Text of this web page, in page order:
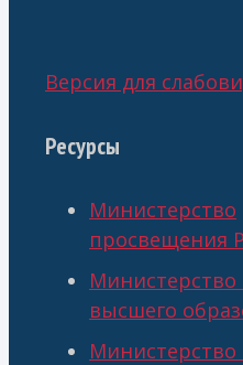
Версия для
Ресурсы
Министерство
просвещения
Министерство
высшего
Министерство